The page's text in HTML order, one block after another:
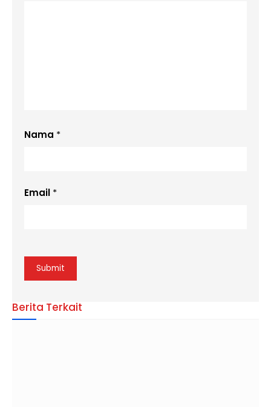
Nama *
Email *
Berita Terkait